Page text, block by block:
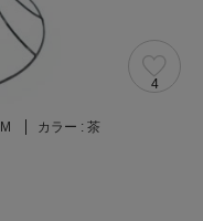
4
M カラー : 茶